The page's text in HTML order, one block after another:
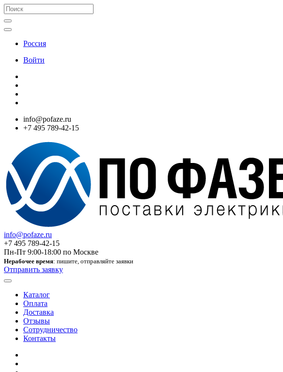
Россия
Войти
info@pofaze.ru
+7 495 789-42-15
info@pofaze.ru
+7 495 789-42-15
Пн-Пт 9:00-18:00 по Москве
Нерабочее время: пишите, отправляйте заявки
Отправить заявку
Каталог
Оплата
Доставка
Отзывы
Сотрудничество
Контакты